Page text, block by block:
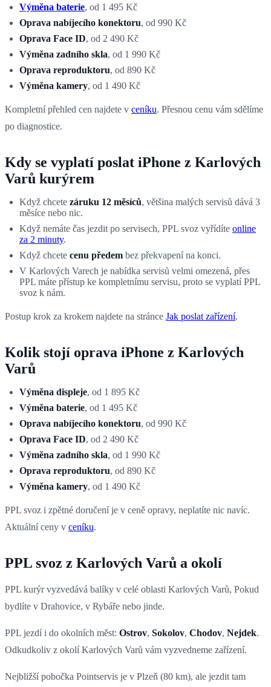
Výměna baterie, od 1 495 Kč
Oprava nabíjecího konektoru, od 990 Kč
Oprava Face ID, od 2 490 Kč
Výměna zadního skla, od 1 990 Kč
Oprava reproduktoru, od 890 Kč
Výměna kamery, od 1 490 Kč
Kompletní přehled cen najdete v ceníku. Přesnou cenu vám sdělíme
po diagnostice.
Kdy se vyplatí poslat iPhone z Karlových
Varů kurýrem
Když chcete záruku 12 měsíců, většina malých servisů dává 3
měsíce nebo nic.
Když nemáte čas jezdit po servisech, PPL svoz vyřídíte online
za 2 minuty.
Když chcete cenu předem bez překvapení na konci.
V Karlových Varech je nabídka servisů velmi omezená, přes
PPL máte přístup ke kompletnímu servisu, proto se vyplatí PPL
svoz k nám.
Postup krok za krokem najdete na stránce Jak poslat zařízení.
Kolik stojí oprava iPhone z Karlových
Varů
Výměna displeje, od 1 895 Kč
Výměna baterie, od 1 495 Kč
Oprava nabíjecího konektoru, od 990 Kč
Oprava Face ID, od 2 490 Kč
Výměna zadního skla, od 1 990 Kč
Oprava reproduktoru, od 890 Kč
Výměna kamery, od 1 490 Kč
PPL svoz i zpětné doručení je v ceně opravy, neplatíte nic navíc.
Aktuální ceny v ceníku.
PPL svoz z Karlových Varů a okolí
PPL kurýr vyzvedává balíky v celé oblasti Karlových Varů, Pokud
bydlíte v Drahovice, v Rybáře nebo jinde.
PPL jezdí i do okolních měst: Ostrov, Sokolov, Chodov, Nejdek.
Odkudkoliv z okolí Karlových Varů vám vyzvedneme zařízení.
Nejbližší pobočka Pointservis je v Plzeň (80 km), ale jezdit tam